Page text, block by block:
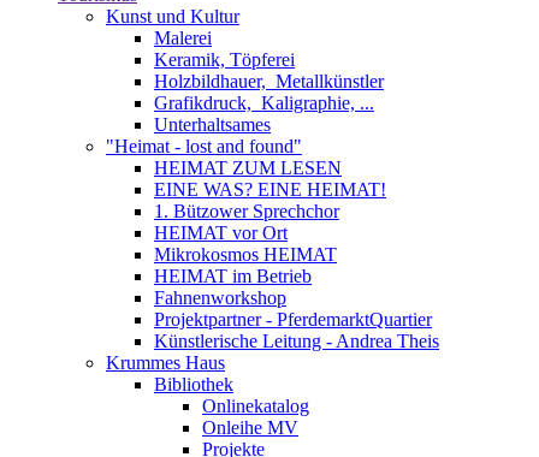
Kunst und Kultur
Malerei
Keramik, Töpferei
Holzbildhauer, ­ Metallkünstler
Grafikdruck, ­ Kaligraphie, ...
Unterhaltsames
"Heimat - lost and found"
HEIMAT ZUM LESEN
EINE WAS? EINE HEIMAT!
1. Bützower Sprechchor
HEIMAT vor Ort
Mikrokosmos HEIMAT
HEIMAT im Betrieb
Fahnenworkshop
Projektpartner - PferdemarktQuartier
Künstlerische Leitung - Andrea Theis
Krummes Haus
Bibliothek
Onlinekatalog
Onleihe MV
Projekte